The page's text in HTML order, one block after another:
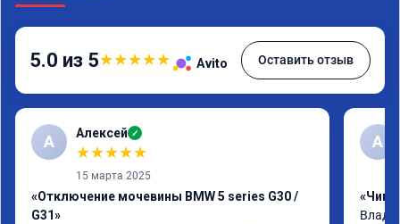
5.0 из 5★★★★★ Avito Оставить отзыв
А Алексей ✓
★★★★★
15 марта 2025
«Отключение мочевины BMW 5 series G30 /
G31»
А
«Чип